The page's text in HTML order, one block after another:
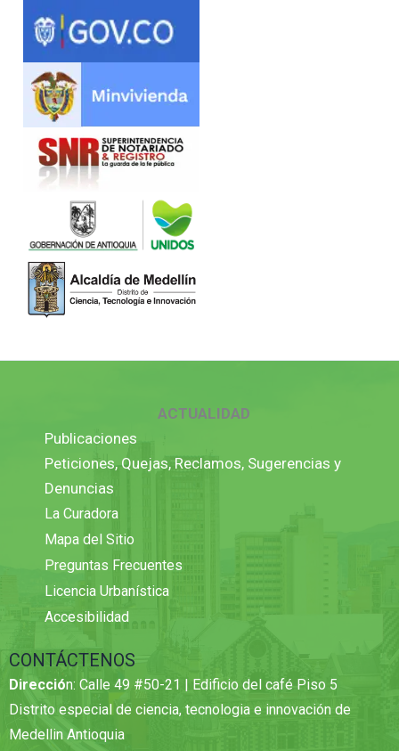
ACTUALIDAD
Publicaciones
Peticiones, Quejas, Reclamos, Sugerencias y
Denuncias
La Curadora
Mapa del Sitio
Preguntas Frecuentes
Licencia Urbanística
Accesibilidad
CONTÁCTENOS
Dirección: Calle 49 #50-21 | Edificio del café Piso 5
Distrito especial de ciencia, tecnologia e innovación de
Medellin Antioquia